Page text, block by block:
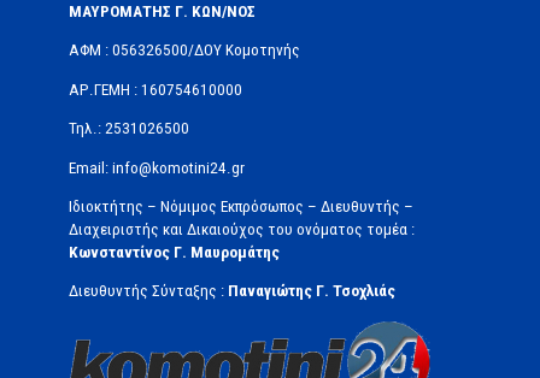
ΜΑΥΡΟΜΑΤΗΣ Γ. ΚΩΝ/ΝΟΣ
ΑΦΜ : 056326500/ΔOΥ Κομοτηνής
ΑΡ.ΓΕΜΗ : 160754610000
Τηλ.: 2531026500
Email: info@komotini24.gr
Ιδιοκτήτης – Νόμιμος Εκπρόσωπος – Διευθυντής –
Διαχειριστής και Δικαιούχος του ονόματος τομέα :
Κωνσταντίνος Γ. Μαυρομάτης
Διευθυντής Σύνταξης : Παναγιώτης Γ. Τσοχλιάς